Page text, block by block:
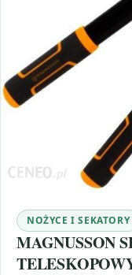
NOŻYCE I SEKATORY
MAGNUSSON